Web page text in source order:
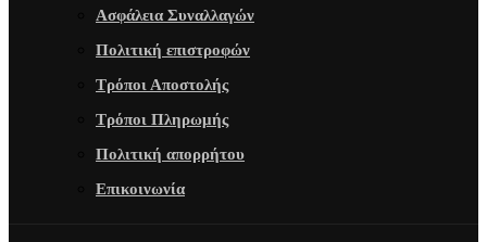
Ασφάλεια Συναλλαγών
Πολιτική επιστροφών
Τρόποι Αποστολής
Τρόποι Πληρωμής
Πολιτική απορρήτου
Επικοινωνία